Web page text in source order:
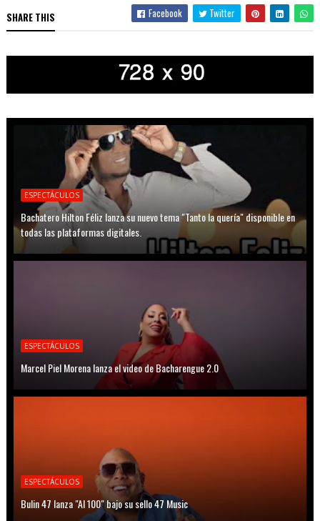
SHARE THIS Facebook Twitter
ESPECTÁCULOS
Bachatero Hilton Féliz lanza su nuevo tema "Tanto la quería" disponible en
todas las plataformas digitales.
ESPECTÁCULOS
Marcel Piel Morena lanza el video de Bacharengue 2.0
ESPECTÁCULOS
Bulin 47 lanza "Al 100" bajo su sello 47 Music